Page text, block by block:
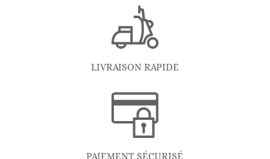
LIVRAISON RAPIDE
PAIEMENT SÉCURISÉ